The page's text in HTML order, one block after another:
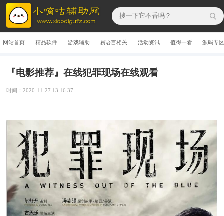
网站首页 精品软件 游戏辅助 易语言相关 活动资讯 值得一看 源码专
『电影推荐』在线犯罪现场在线观看
时间：2020-11-27 13:16:37